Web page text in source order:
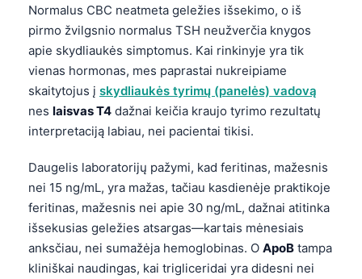
Normalus CBC neatmeta geležies išsekimo, o iš
pirmo žvilgsnio normalus TSH neužverčia knygos
apie skydliaukės simptomus. Kai rinkinyje yra tik
vienas hormonas, mes paprastai nukreipiame
skaitytojus į skydliaukės tyrimų (panelės) vadovą
nes laisvas T4 dažnai keičia kraujo tyrimo rezultatų
interpretaciją labiau, nei pacientai tikisi.
Daugelis laboratorijų pažymi, kad feritinas, mažesnis
nei 15 ng/mL, yra mažas, tačiau kasdienėje praktikoje
feritinas, mažesnis nei apie 30 ng/mL, dažnai atitinka
išsekusias geležies atsargas—kartais mėnesiais
anksčiau, nei sumažėja hemoglobinas. O ApoB tampa
kliniškai naudingas, kai trigliceridai yra didesni nei